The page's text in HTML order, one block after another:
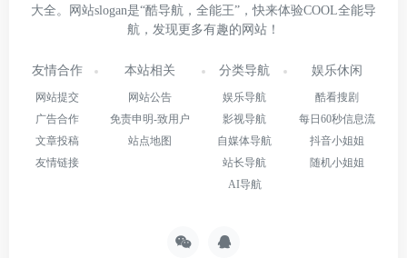
大全。网站slogan是“酷导航，全能王”，快来体验COOL全能导
航，发现更多有趣的网站！
友情合作
网站提交
广告合作
文章投稿
友情链接
本站相关
网站公告
免责申明-致用户
站点地图
分类导航
娱乐导航
影视导航
自媒体导航
站长导航
AI导航
娱乐休闲
酷看搜剧
每日60秒信息流
抖音小姐姐
随机小姐姐